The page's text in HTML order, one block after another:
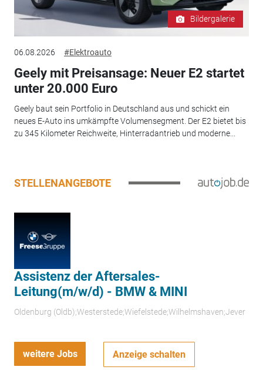
Bildergalerie
06.08.2026 #Elektroauto
Geely mit Preisansage: Neuer E2 startet
unter 20.000 Euro
Geely baut sein Portfolio in Deutschland aus und schickt ein
neues E-Auto ins umkämpfte Volumensegment. Der E2 bietet bis
zu 345 Kilometer Reichweite, Hinterradantrieb und moderne...
STELLENANGEBOTE
Assistenz der Aftersales-
Leitung(m/w/d) - BMW & MINI
Oldenburg (Oldb);Westerstede;Wiefelstede;Wilhelmshaven;Jever
weitere Jobs Anzeige schalten